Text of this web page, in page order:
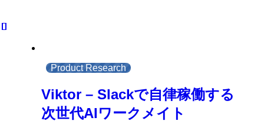
Product Research
Viktor – Slackで自律稼働する
次世代AIワークメイト